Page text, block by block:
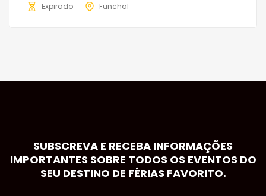
Expirado Funchal
SUBSCREVA E RECEBA INFORMAÇÕES
IMPORTANTES SOBRE TODOS OS EVENTOS DO
SEU DESTINO DE FÉRIAS FAVORITO.